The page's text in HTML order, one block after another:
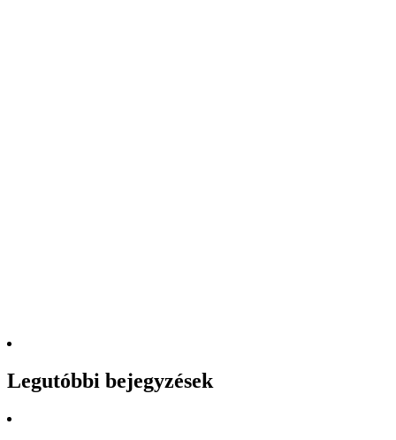
Legutóbbi bejegyzések